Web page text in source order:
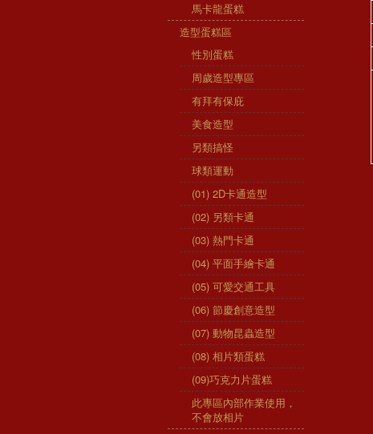
馬卡龍蛋糕
造型蛋糕區
性別蛋糕
周歲造型專區
有拜有保庇
美食造型
另類搞怪
球類運動
(01) 2D卡通造型
(02) 另類卡通
(03) 熱門卡通
(04) 平面手繪卡通
(05) 可愛交通工具
(06) 節慶創意造型
(07) 動物昆蟲造型
(08) 相片類蛋糕
(09)巧克力片蛋糕
此專區內部作業使用，
不會放相片